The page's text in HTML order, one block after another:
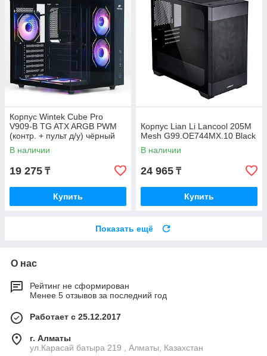
Корпус Wintek Cube Pro
V909-B TG ATX ARGB PWM
(контр. + пульт д/у) чёрный
В наличии
19 275 ₸
Купить
Корпус Lian Li Lancool 205M
Mesh G99.OE744MX.10 Black
В наличии
24 965 ₸
Купить
Показать ещё
О нас
Рейтинг не сформирован
Менее 5 отзывов за последний год
Работает с 25.12.2017
г. Алматы
ул.Карасай батыра 219 , Алматы, Казахстан